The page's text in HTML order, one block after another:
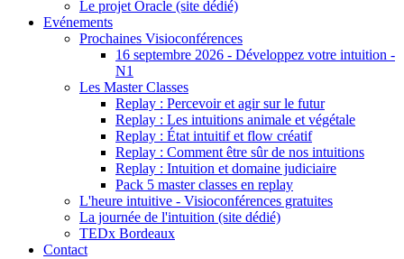
Le projet Oracle (site dédié)
Evénements
Prochaines Visioconférences
16 septembre 2026 - Développez votre intuition -
N1
Les Master Classes
Replay : Percevoir et agir sur le futur
Replay : Les intuitions animale et végétale
Replay : État intuitif et flow créatif
Replay : Comment être sûr de nos intuitions
Replay : Intuition et domaine judiciaire
Pack 5 master classes en replay
L'heure intuitive - Visioconférences gratuites
La journée de l'intuition (site dédié)
TEDx Bordeaux
Contact